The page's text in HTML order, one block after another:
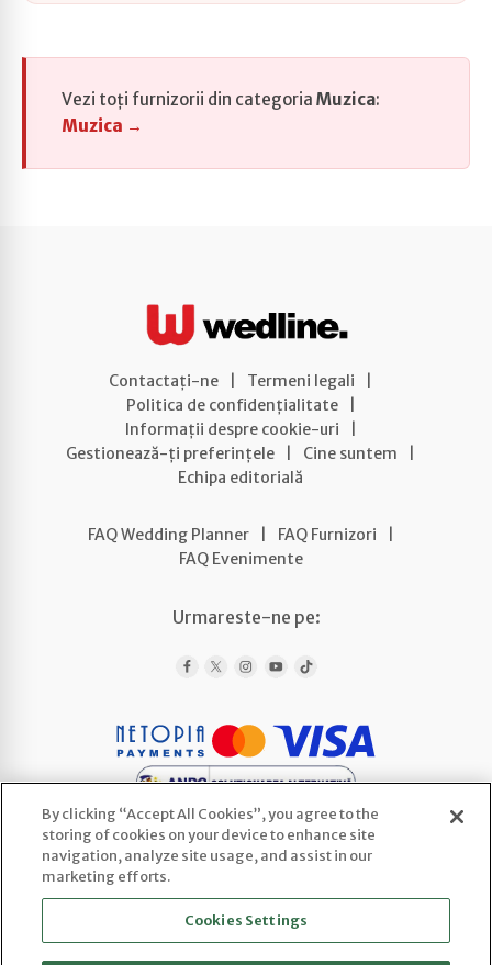
Vezi toți furnizorii din categoria Muzica:
Muzica →
Contactați-ne Termeni legali
Politica de confidențialitate
Informații despre cookie-uri
Gestionează-ți preferințele
Cine suntem
Echipa editorială
FAQ Wedding Planner FAQ Furnizori
FAQ Evenimente
Urmareste-ne pe:
WEDLINE AGENCY SRL
CUI: 52443922 | Reg. Com.: J2025066800003
Sediu social: Str. Ploscaru 29 Cod 117716,
By clicking “Accept All Cookies”, you agree to the
storing of cookies on your device to enhance site
navigation, analyze site usage, and assist in our
marketing efforts.
Cookies Settings